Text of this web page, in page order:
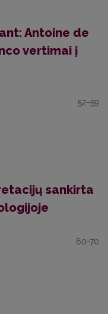
Antoine de
vertimai į
52-59
sankirta
60-70